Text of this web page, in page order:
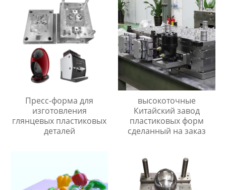
Пресс-форма для
изготовления
глянцевых пластиковых
деталей
высокоточные
Китайский завод
пластиковых форм
сделанный на заказ